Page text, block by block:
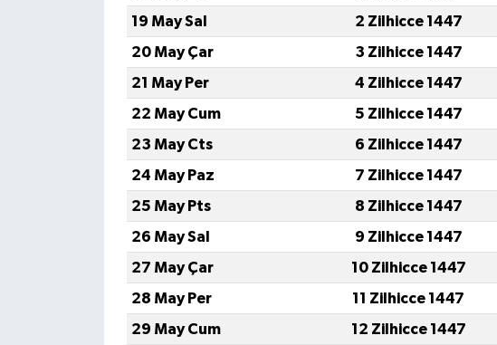
19 May Sal
2 Zilhicce 1447
20 May Çar
3 Zilhicce 1447
21 May Per
4 Zilhicce 1447
22 May Cum
5 Zilhicce 1447
23 May Cts
6 Zilhicce 1447
24 May Paz
7 Zilhicce 1447
25 May Pts
8 Zilhicce 1447
26 May Sal
9 Zilhicce 1447
27 May Çar
10 Zilhicce 1447
28 May Per
11 Zilhicce 1447
29 May Cum
12 Zilhicce 1447